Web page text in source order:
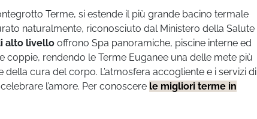
Terme, si estende il più grande bacino termale
naturalmente, riconosciuto dal Ministero della Salute
alto livello offrono Spa panoramiche, piscine interne ed
rendendo le Terme Euganee una delle mete più
cura del corpo. L’atmosfera accogliente e i servizi di
l’amore. Per conoscere le migliori terme in